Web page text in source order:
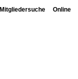
Mitgliedersuche Online